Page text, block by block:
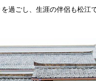
過ごし、生涯の伴侶も松江